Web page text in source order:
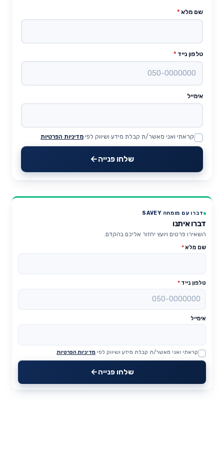
שם מלא *
טלפון נייד *
אימייל
Website
קראתי ואני מאשר/ת קבלת מידע ושיווק לפי מדיניות הפרטיות
שלחו פנייה
דברו עם מומחה SAVEY
דברו איתנו
השאירו פרטים ויועץ יחזור אליכם בהקדם.
שם מלא*
טלפון נייד *
אימייל
Website
קראתי ואני מאשר/ת קבלת מידע ושיווק לפי מדיניות הפרטיות
שלחו פנייה